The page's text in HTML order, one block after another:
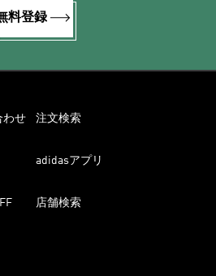
料登録
わせ 注文検索
adidasアプリ
店舗検索